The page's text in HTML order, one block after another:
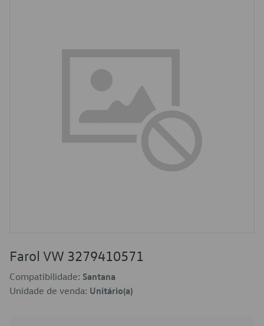
Farol VW 3279410571
Compatibilidade: Santana
Unidade de venda: Unitário(a)